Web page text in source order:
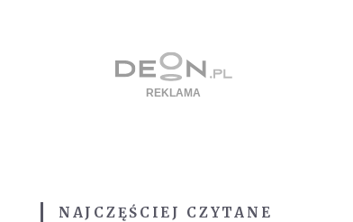
NAJCZĘŚCIEJ CZYTANE